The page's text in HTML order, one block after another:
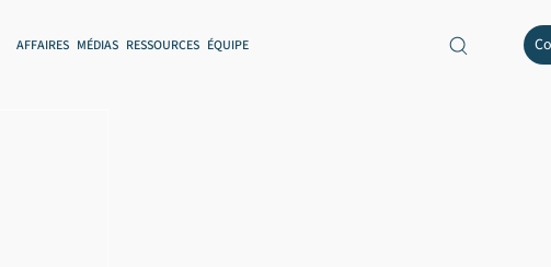
AFFAIRES MÉDIAS RESSOURCES ÉQUIPE